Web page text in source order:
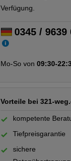
Verfügung.
0345 / 9639
Mo-So von 09:30-
Vorteile bei 321-
kompetente
Tiefpreisgarantie
sichere